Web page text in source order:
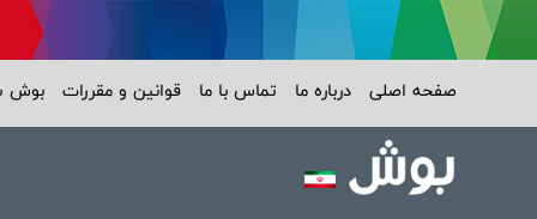
صفحه اصلی درباره ما تماس با ما قوانین و مقررات بوش